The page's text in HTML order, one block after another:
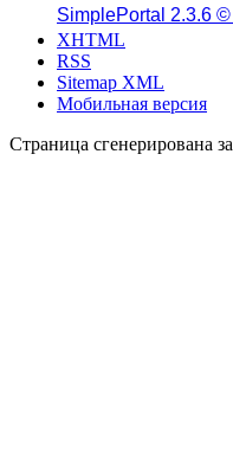
SimplePortal 2.3.6
XHTML
RSS
Sitemap XML
Мобильная версия
Страница сгенерирована